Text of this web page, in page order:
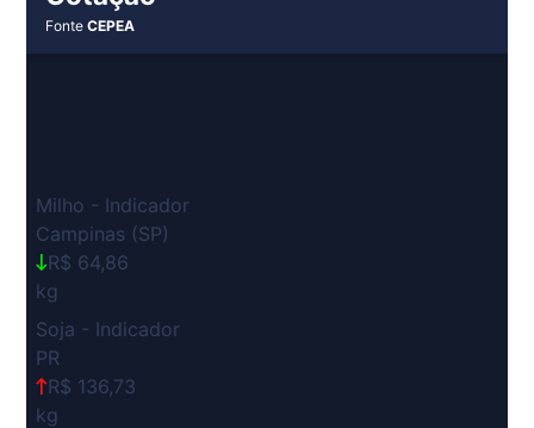
FonteCEPEA
Milho - Indicador
Campinas (SP)
R$ 64,86
kg
Soja - Indicador
PR
R$ 136,73
kg